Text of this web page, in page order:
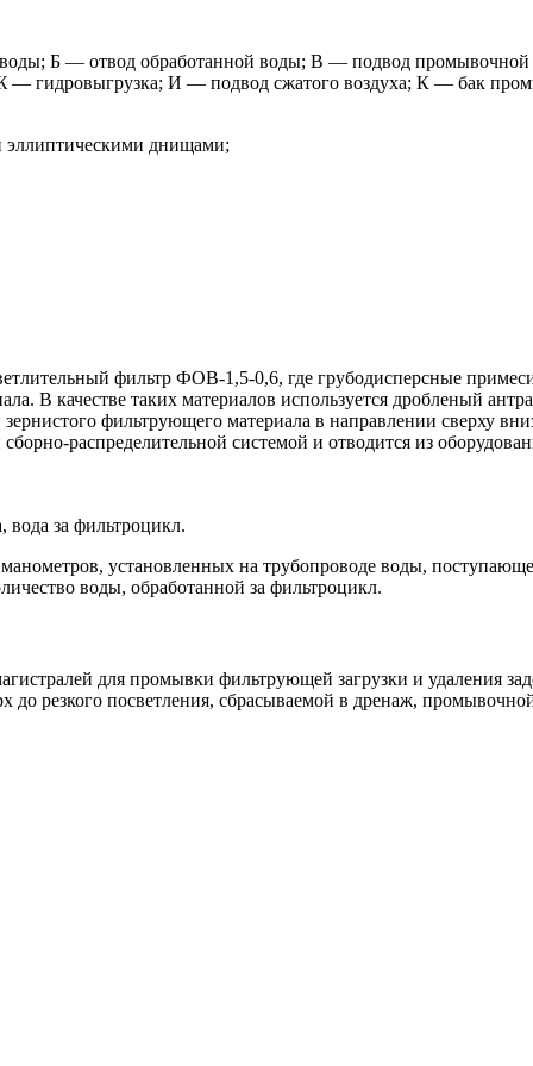
Б — отвод обработанной воды; В — подвод
— гидровыгрузка; И — подвод сжатого воздуха; К — бак
эллиптическими днищами;
фильтр ФОВ-1,5-0,6, где грубодисперсные
В качестве таких материалов используется дробленый
фильтрующего материала в направлении сверху
распределительной системой и отводится из
вода за фильтроцикл.
установленных на трубопроводе воды,
воды, обработанной за фильтроцикл.
для промывки фильтрующей загрузки и удаления
до резкого посветления, сбрасываемой в дренаж,